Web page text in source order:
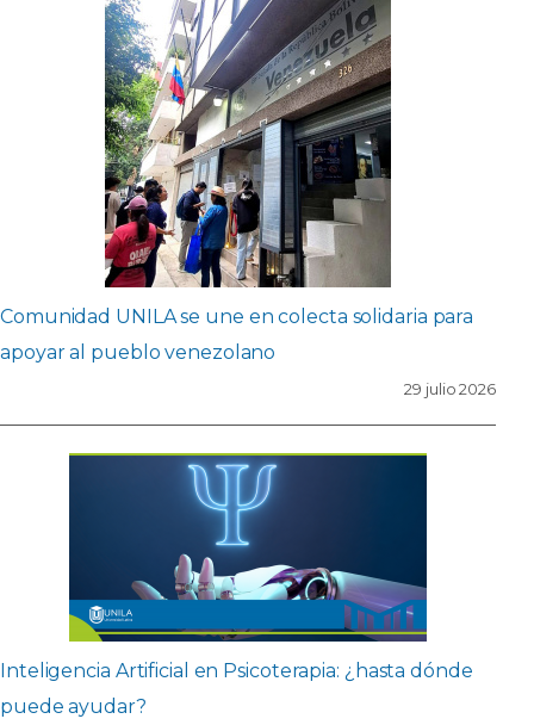
Comunidad UNILA se une en colecta solidaria para
apoyar al pueblo venezolano
29 julio 2026
Inteligencia Artificial en Psicoterapia: ¿hasta dónde
puede ayudar?